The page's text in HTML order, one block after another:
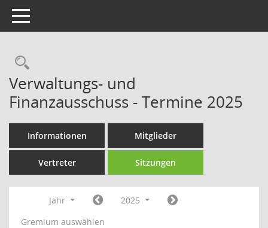
Toggle navigation
Rechercheauswahl
Verwaltungs- und
Finanzausschuss - Termine 2025
Informationen Mitglieder
Vertreter Sitzungen
Jahr
2025
Gremium auswählen